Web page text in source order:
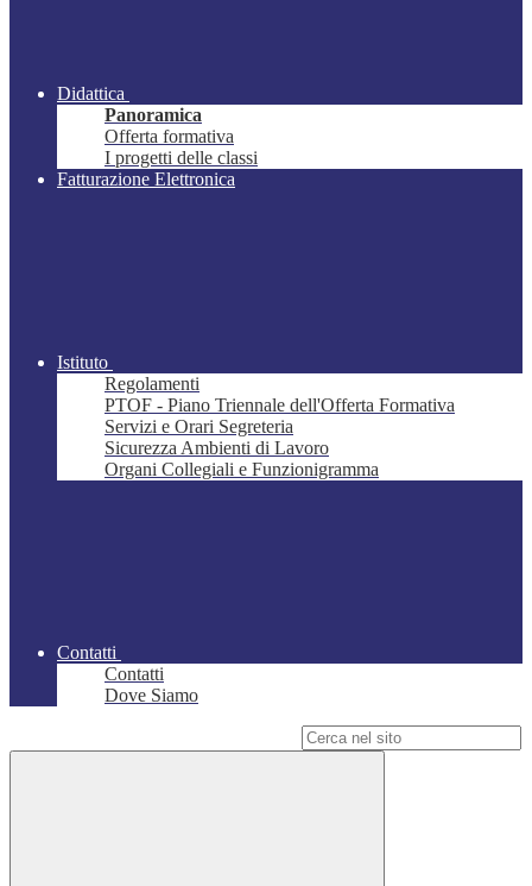
Didattica
Panoramica
Offerta formativa
I progetti delle classi
Fatturazione Elettronica
Istituto
Regolamenti
PTOF - Piano Triennale dell'Offerta Formativa
Servizi e Orari Segreteria
Sicurezza Ambienti di Lavoro
Organi Collegiali e Funzionigramma
Contatti
Contatti
Dove Siamo